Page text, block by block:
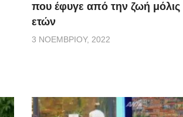
που έφυγε από την ζωή μόλις
ετών
3 ΝΟΕΜΒΡΊΟΥ, 2022